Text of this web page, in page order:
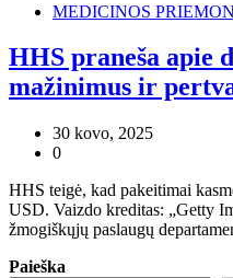
MEDICINOS
HHS praneša apie
mažinimus ir
30 kovo, 2025
0
HHS teigė, kad pakeitimai
USD. Vaizdo kreditas: „Getty
žmogiškųjų paslaugų
Paieška